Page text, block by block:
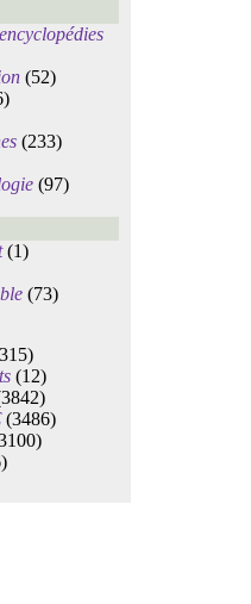
(52)
(233)
(97)
(1)
(73)
(12)
(3486)